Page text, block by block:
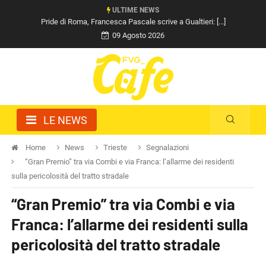
ULTIME NEWS
Pride di Roma, Francesca Pascale scrive a Gualtieri: [...]
09 Agosto 2026
LE NEWS
Home News Trieste
Segnalazioni
“Gran Premio” tra via Combi e via Franca: l’allarme dei residenti
sulla pericolosità del tratto stradale
“Gran Premio” tra via Combi e via
Franca: l’allarme dei residenti sulla
pericolosità del tratto stradale